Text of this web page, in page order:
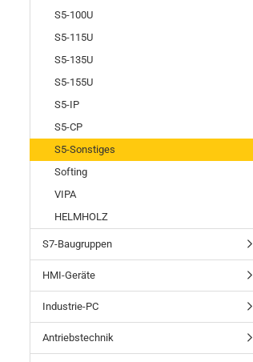
S5-100U
S5-115U
S5-135U
S5-155U
S5-IP
S5-CP
S5-Sonstiges
Softing
VIPA
HELMHOLZ
S7-Baugruppen
HMI-Geräte
Industrie-PC
Antriebstechnik